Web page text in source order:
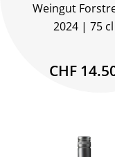
Weingut
2024
75 cl
CHF